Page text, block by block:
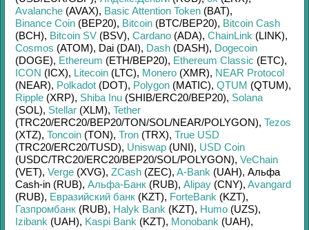
Avalanche (AVAX), Basic Attention Token (BAT),
Binance Coin (BEP20), Bitcoin (BTC/BEP20), Bitcoin Cash
(BCH), Bitcoin SV (BSV), Cardano (ADA), ChainLink (LINK),
Cosmos (ATOM), Dai (DAI), Dash (DASH), Dogecoin
(DOGE), Ethereum (ETH/BEP20), Ethereum Classic (ETC),
ICON (ICX), Litecoin (LTC), Monero (XMR), NEAR Protocol
(NEAR), Polkadot (DOT), Polygon (MATIC), QTUM (QTUM),
Ripple (XRP), Shiba Inu (SHIB/ERC20/BEP20), Solana
(SOL), Stellar (XLM), Tether
(TRC20/ERC20/BEP20/TON/SOL/NEAR/POLYGON), Tezos
(XTZ), Toncoin (TON), Tron (TRX), True USD
(TRC20/ERC20/TUSD), Uniswap (UNI), USD Coin
(USDC/TRC20/ERC20/BEP20/SOL/POLYGON), VeChain
(VET), Verge (XVG), ZCash (ZEC), A-Bank (UAH), Альфа
Cash-in (RUB), Альфа-Банк (RUB), Alipay (CNY), Avangard
(RUB), Евразийский банк (KZT), ForteBank (KZT),
Газпромбанк (RUB), Halyk Bank (KZT), Humo (UZS),
Izibank (UAH), Kaspi Bank (KZT), Monobank (UAH),